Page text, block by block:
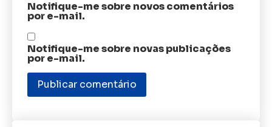
Notifique-me sobre novos comentários
por e-mail.
Notifique-me sobre novas publicações
por e-mail.